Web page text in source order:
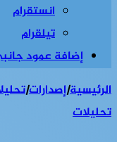
انستقرام
تيلقرام
إضافة عمود
الرئيسية|إصدارات|
تحليلات